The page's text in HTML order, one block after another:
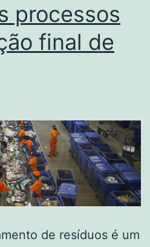
processos
final de
de resíduos é um